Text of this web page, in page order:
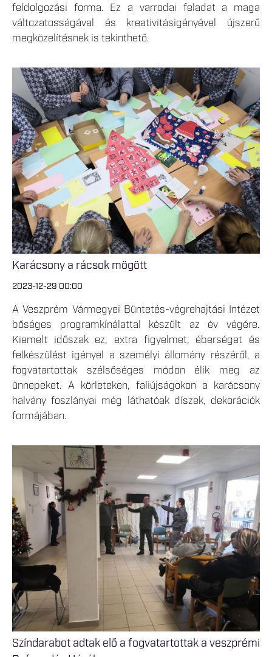
feldolgozási forma. Ez a varrodai feladat a maga
változatosságával és kreativitásigényével újszerű
megközelítésnek is tekinthető.
Karácsony a rácsok mögött
2023-12-29 00:00
A Veszprém Vármegyei Büntetés-végrehajtási Intézet
bőséges programkínálattal készült az év végére.
Kiemelt időszak ez, extra figyelmet, éberséget és
felkészülést igényel a személyi állomány részéről, a
fogvatartottak szélsőséges módon élik meg az
ünnepeket. A körleteken, faliújságokon a karácsony
halvány foszlányai még láthatóak díszek, dekorációk
formájában.
Színdarabot adtak elő a fogvatartottak a veszprémi